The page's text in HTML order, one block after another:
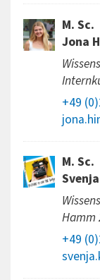
M. Sc.
Jona
+49
M. Sc.
Hamm
+49